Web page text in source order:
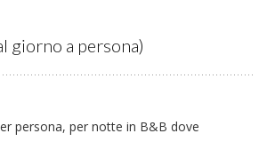
giorno a persona)
persona, per notte in B&B dove